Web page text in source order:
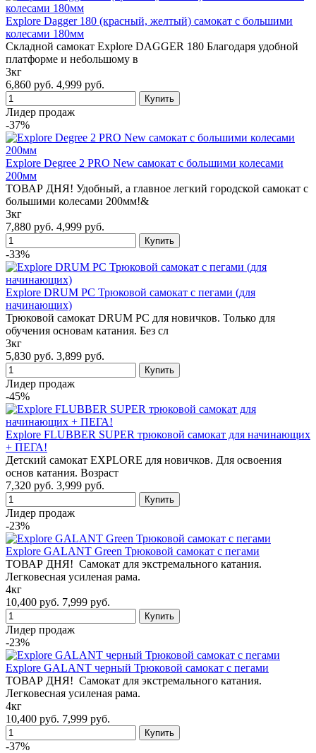
Explore Dagger 180 (красный, желтый) самокат с большими
колесами 180мм
Складной самокат Explore DAGGER 180 Благодаря удобной
платформе и небольшому в
3кг
6,860 руб. 4,999 руб.
Лидер продаж
-37%
Explore Degree 2 PRO New самокат с большими колесами
200мм
ТОВАР ДНЯ! Удобный, а главное легкий городской самокат с
большими колесами 200мм!&
3кг
7,880 руб. 4,999 руб.
-33%
Explore DRUM PC Трюковой самокат с пегами (для
начинающих)
Трюковой самокат DRUM PC для новичков. Только для
обучения основам катания. Без сл
3кг
5,830 руб. 3,899 руб.
Лидер продаж
-45%
Explore FLUBBER SUPER трюковой самокат для начинающих
+ ПЕГА!
Детский самокат EXPLORE для новичков. Для освоения
основ катания. Возраст
7,320 руб. 3,999 руб.
Лидер продаж
-23%
Explore GALANT Green Трюковой самокат с пегами
ТОВАР ДНЯ! Самокат для экстремального катания.
Легковесная усиленая рама.
4кг
10,400 руб. 7,999 руб.
Лидер продаж
-23%
Explore GALANT черный Трюковой самокат с пегами
ТОВАР ДНЯ! Самокат для экстремального катания.
Легковесная усиленая рама.
4кг
10,400 руб. 7,999 руб.
-37%